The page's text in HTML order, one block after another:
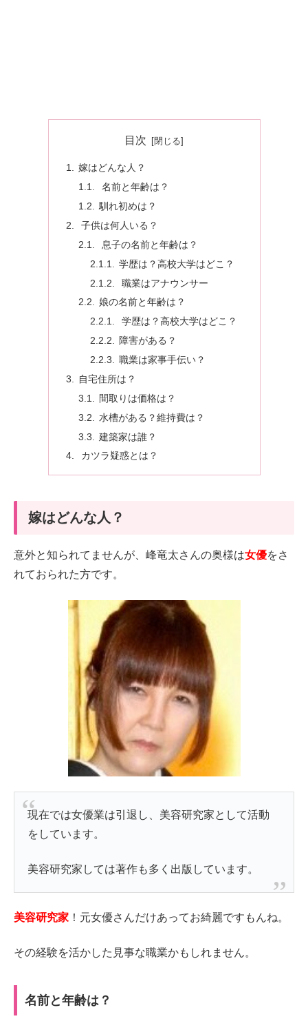
目次
嫁はどんな人？
名前と年齢は？
馴れ初めは？
子供は何人いる？
息子の名前と年齢は？
学歴は？高校大学はどこ？
職業はアナウンサー
娘の名前と年齢は？
学歴は？高校大学はどこ？
障害がある？
職業は家事手伝い？
自宅住所は？
間取りは価格は？
水槽がある？維持費は？
建築家は誰？
カツラ疑惑とは？
嫁はどんな人？
意外と知られてませんが、峰竜太さんの奥様は女優をさ
れておられた方です。
現在では女優業は引退し、美容研究家として活動
をしています。
美容研究家しては著作も多く出版しています。
美容研究家 ！元女優さんだけあってお綺麗ですもんね。
その経験を活かした見事な職業かもしれません。
名前と年齢は？